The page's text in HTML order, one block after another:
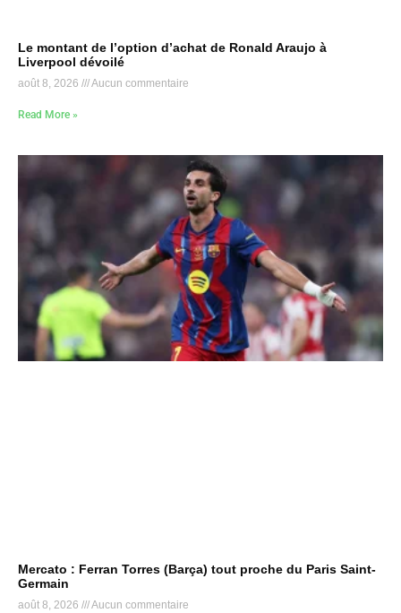
Le montant de l’option d’achat de Ronald Araujo à
Liverpool dévoilé
août 8, 2026 Aucun commentaire
Read More »
Mercato : Ferran Torres (Barça) tout proche du Paris Saint-
Germain
août 8, 2026 Aucun commentaire